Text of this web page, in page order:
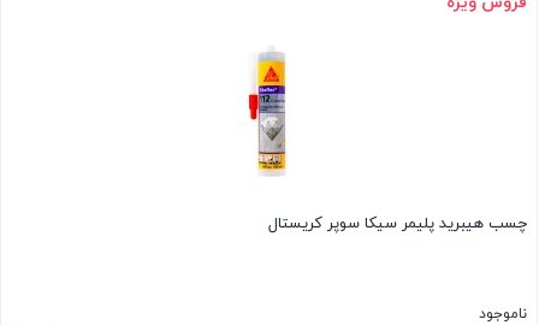
چسب هیبرید پلیمر سیکا سوپر کریستال
ناموجود